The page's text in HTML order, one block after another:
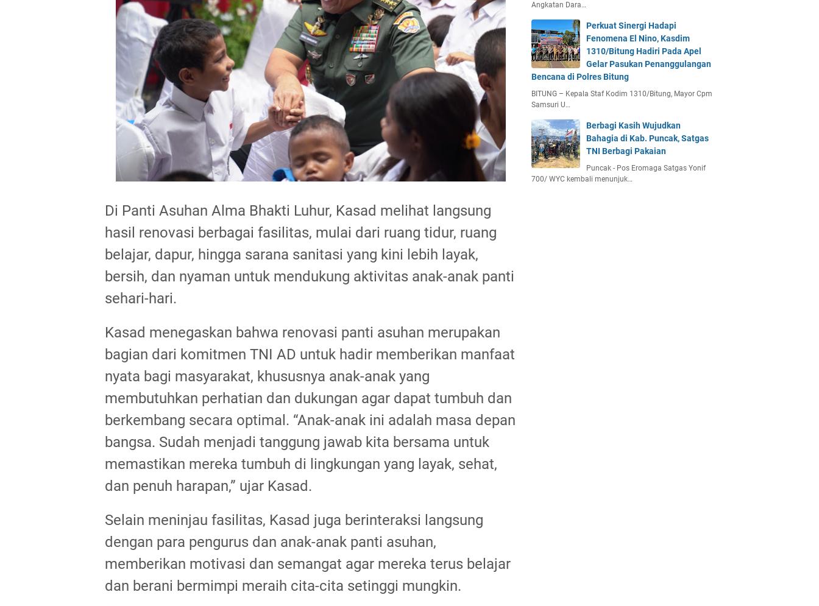
Di Panti Asuhan Alma Bhakti Luhur, Kasad melihat langsung
hasil renovasi berbagai fasilitas, mulai dari ruang tidur, ruang
belajar, dapur, hingga sarana sanitasi yang kini lebih layak,
bersih, dan nyaman untuk mendukung aktivitas anak-anak panti
sehari-hari.
Kasad menegaskan bahwa renovasi panti asuhan merupakan
bagian dari komitmen TNI AD untuk hadir memberikan manfaat
nyata bagi masyarakat, khususnya anak-anak yang
membutuhkan perhatian dan dukungan agar dapat tumbuh dan
berkembang secara optimal. “Anak-anak ini adalah masa depan
bangsa. Sudah menjadi tanggung jawab kita bersama untuk
memastikan mereka tumbuh di lingkungan yang layak, sehat,
dan penuh harapan,” ujar Kasad.
Selain meninjau fasilitas, Kasad juga berinteraksi langsung
dengan para pengurus dan anak-anak panti asuhan,
memberikan motivasi dan semangat agar mereka terus belajar
dan berani bermimpi meraih cita-cita setinggi mungkin.
Angkatan Dara…
Perkuat Sinergi Hadapi
Fenomena El Nino, Kasdim
1310/Bitung Hadiri Pada Apel
Gelar Pasukan Penanggulangan
Bencana di Polres Bitung
BITUNG – Kepala Staf Kodim 1310/Bitung, Mayor Cpm
Samsuri U…
Berbagi Kasih Wujudkan
Bahagia di Kab. Puncak, Satgas
TNI Berbagi Pakaian
Puncak - Pos Eromaga Satgas Yonif
700/ WYC kembali menunjuk…